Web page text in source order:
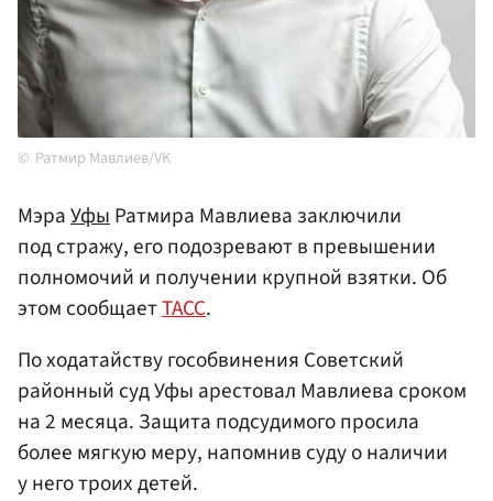
Ратмир Мавлиев/VK
МэраУфыРатмира Мавлиева заключили
под стражу, его подозревают в превышении
полномочий и получении крупной взятки. Об
этом сообщаетТАСС.
По ходатайству гособвинения Советский
районный суд Уфы арестовал Мавлиева сроком
на 2 месяца. Защита подсудимого просила
более мягкую меру, напомнив суду о наличии
у него троих детей.